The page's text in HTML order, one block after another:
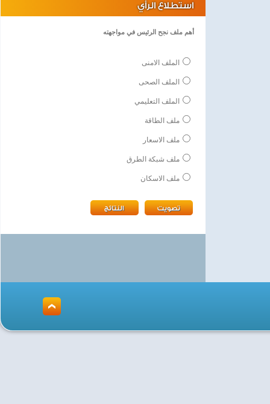
استطلاع الرأي
أهم ملف نجح الرئيس في مواجهته
الملف الامنى
الملف الصحى
الملف التعليمي
ملف الطاقة
ملف الاسعار
ملف شبكة الطرق
ملف الاسكان